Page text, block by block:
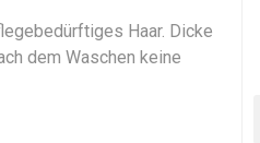
Haar. Dicke
dem Waschen keine